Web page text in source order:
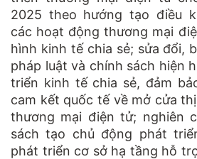
2025 theo hướng tạo điều
các hoạt động thương mại
hình kinh tế chia sẻ; sửa đổi,
pháp luật và chính sách hiện
triển kinh tế chia sẻ, đảm
cam kết quốc tế về mở cửa
thương mại điện tử; nghiên
sách tạo chủ động phát
phát triển cơ sở hạ tầng hỗ